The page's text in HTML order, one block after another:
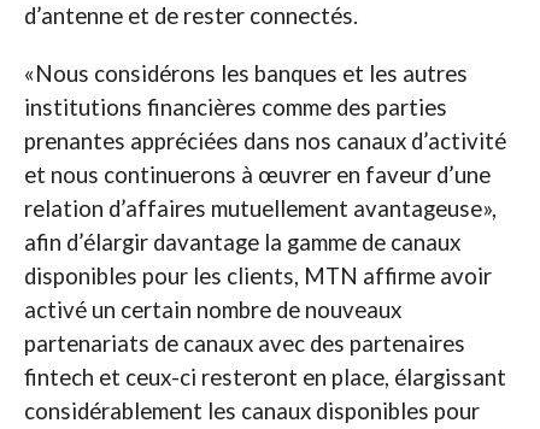
d’antenne et de rester connectés.
«Nous considérons les banques et les autres
institutions financières comme des parties
prenantes appréciées dans nos canaux d’activité
et nous continuerons à œuvrer en faveur d’une
relation d’affaires mutuellement avantageuse»,
afin d’élargir davantage la gamme de canaux
disponibles pour les clients, MTN affirme avoir
activé un certain nombre de nouveaux
partenariats de canaux avec des partenaires
fintech et ceux-ci resteront en place, élargissant
considérablement les canaux disponibles pour